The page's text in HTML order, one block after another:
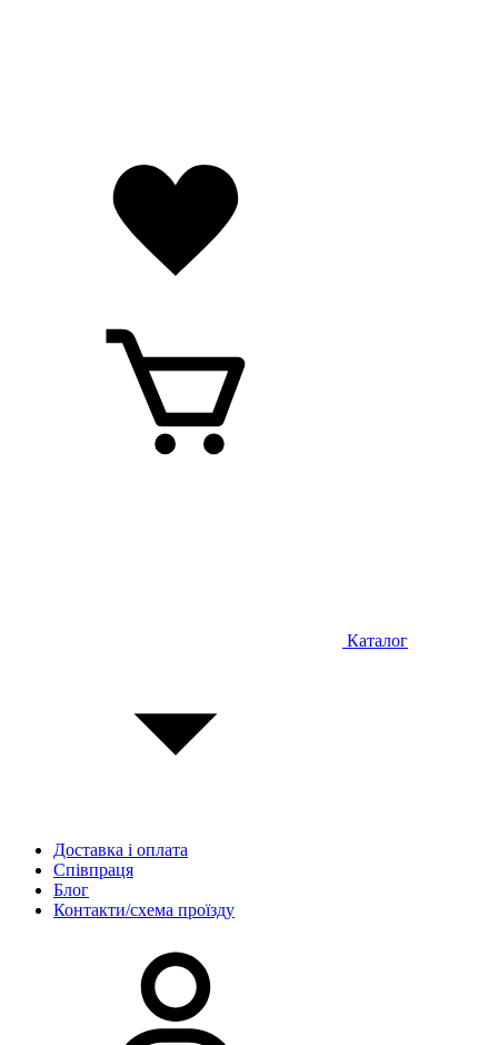
Каталог
Доставка і оплата
Співпраця
Блог
Контакти/схема проїзду